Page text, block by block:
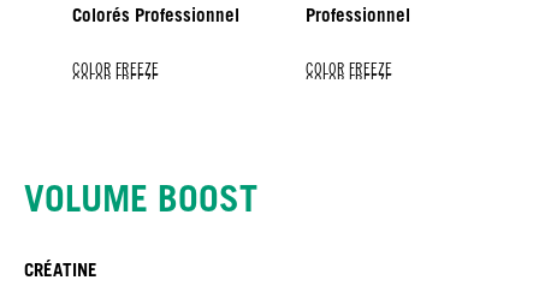
Colorés Professionnel
Professionnel
COLOR FREEZE COLOR FREEZE
COLOR FREEZE COLOR FREEZE
VOLUME BOOST
CRÉATINE